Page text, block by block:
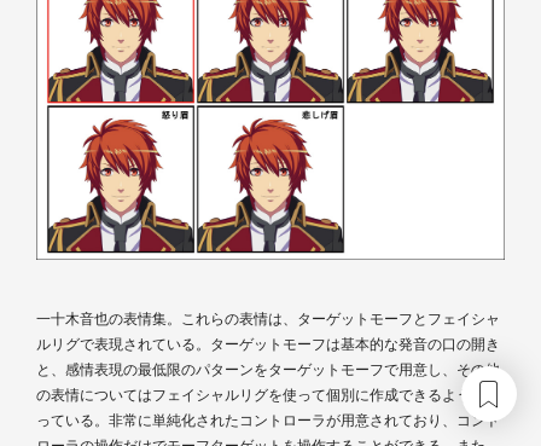
一十木音也の表情集。これらの表情は、ターゲットモーフとフェイシャ
ルリグで表現されている。ターゲットモーフは基本的な発音の口の開き
と、感情表現の最低限のパターンをターゲットモーフで用意し、その他
の表情についてはフェイシャルリグを使って個別に作成できるようにな
っている。非常に単純化されたコントローラが用意されており、コント